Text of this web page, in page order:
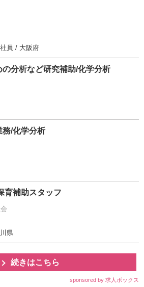
員 / 大阪府
分析など研究補助/化学分析
務/化学分析
育補助スタッフ
県
続きはこちら
sponsored by 求人ボックス